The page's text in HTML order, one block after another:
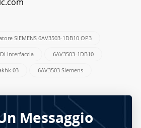
SIEMENS 6AV3503-1DB10 OP3
Interfaccia 6AV3503-1DB10
03 6AV3503 Siemens
Messaggio